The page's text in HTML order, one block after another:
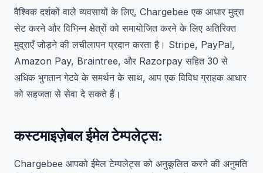
वैश्विक दर्शकों वाले व्यवसायों के लिए, Chargebee एक आधार मुद्रा
सेट करने और विभिन्न क्षेत्रों को समायोजित करने के लिए अतिरिक्त
मुद्राएँ जोड़ने की लचीलापन प्रदान करता है। Stripe, PayPal,
Amazon Pay, Braintree, और Razorpay सहित 30 से
अधिक भुगतान गेटवे के समर्थन के साथ, आप एक विविध ग्राहक आधार
को सहजता से सेवा दे सकते हैं।
कस्टमाइज़ेबल ईमेल टेम्पलेट्स:
Chargebee आपको ईमेल टेम्पलेट्स को अनुकूलित करने की अनुमति